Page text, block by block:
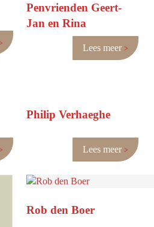
Penvrienden Geert-
Jan en Rina
Lees meer
Philip Verhaeghe
Lees meer
Rob den Boer